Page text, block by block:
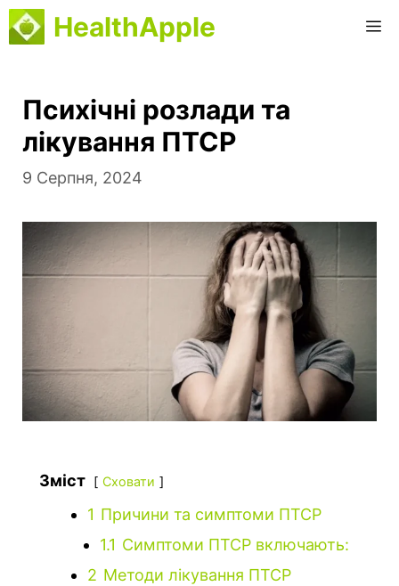
Перейти
до
HealthApple
Психічні розлади та
лікування ПТСР
9 Серпня, 2024
Зміст Сховати
1 Причини та симптоми ПТСР
1.1 Симптоми ПТСР включають:
2 Методи лікування ПТСР